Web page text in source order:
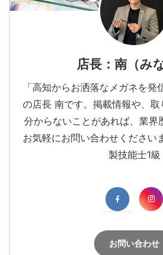
店長：南（み
「高知からお洒落なメガネを発
の店長 南です。掲載情報や、
分からないことがあれば、業界
お気軽にお問い合わせください
製技能士1級
お問い合わせ